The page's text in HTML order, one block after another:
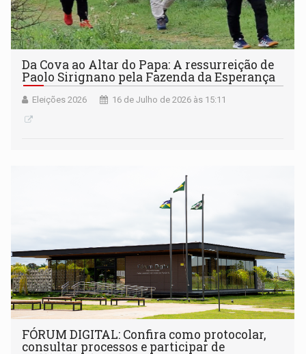
Da Cova ao Altar do Papa: A ressurreição de
Paolo Sirignano pela Fazenda da Esperança
Eleições 2026 16 de Julho de 2026 às 15:11
FÓRUM DIGITAL: Confira como protocolar,
consultar processos e participar de